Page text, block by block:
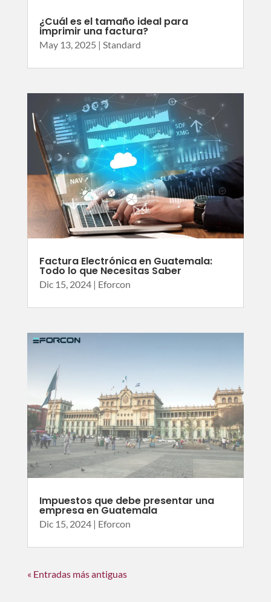
¿Cuál es el tamaño ideal para
imprimir una factura?
May 13, 2025 | Standard
Factura Electrónica en Guatemala:
Todo lo que Necesitas Saber
Dic 15, 2024| Eforcon
Impuestos que debe presentar una
empresa en Guatemala
Dic 15, 2024| Eforcon
« Entradas más antiguas